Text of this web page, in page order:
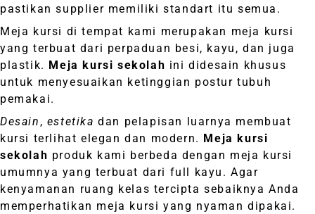
pastikan supplier memiliki standart itu semua.
Meja kursi di tempat kami merupakan meja kursi
yang terbuat dari perpaduan besi, kayu, dan juga
plastik. Meja kursi sekolah ini didesain khusus
untuk menyesuaikan ketinggian postur tubuh
pemakai.
Desain , estetika dan pelapisan luarnya membuat
kursi terlihat elegan dan modern. Meja kursi
sekolah produk kami berbeda dengan meja kursi
umumnya yang terbuat dari full kayu. Agar
kenyamanan ruang kelas tercipta sebaiknya Anda
memperhatikan meja kursi yang nyaman dipakai.